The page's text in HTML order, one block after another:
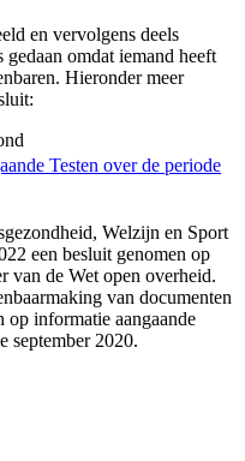
en vervolgens deels
omdat iemand heeft
Hieronder meer
Testen over de periode
Welzijn en Sport
een besluit genomen op
van de Wet open overheid.
van documenten
op informatie aangaande
september 2020.